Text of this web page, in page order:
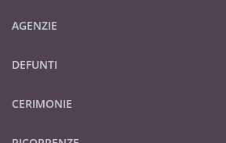
AGENZIE
DEFUNTI
CERIMONIE